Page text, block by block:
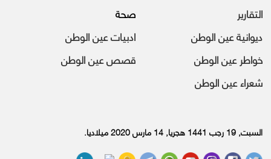
التقارير
صحة
ديوانية عين الوطن
ادبيات عين الوطن
خواطر عين الوطن
قصص عين الوطن
شعراء عين الوطن
السبت, 19 رجب 1441 هجريا, 14 مارس 2020 ميلاديا.